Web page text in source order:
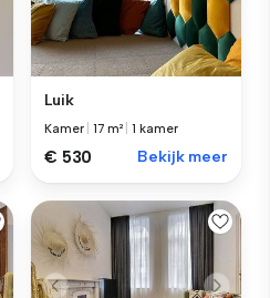
Luik
Kamer |17 m² |1 kamer
€ 530 Bekijk meer